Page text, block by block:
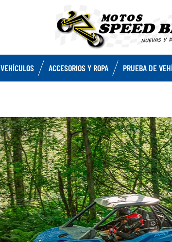
VEHÍCULOS ACCESORIOS Y ROPA PRUEBA DE